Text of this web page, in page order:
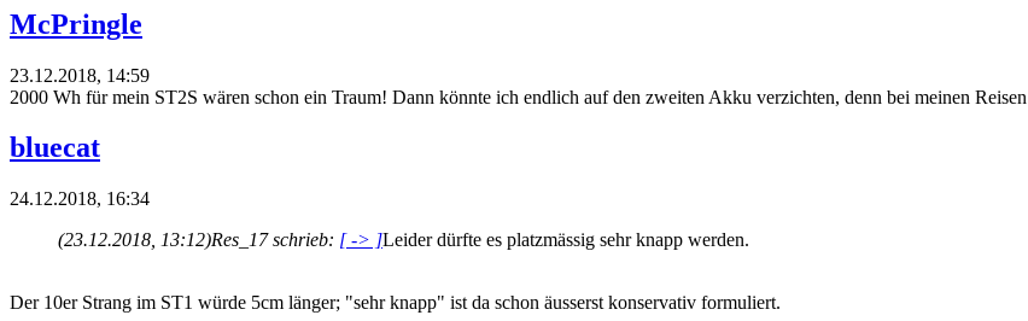
McPringle
23.12.2018, 14:59
2000 Wh für mein ST2S wären schon ein Traum! Dann könnte ich endlich auf den zweiten Akku verzichten, denn bei meinen
bluecat
24.12.2018, 16:34
(23.12.2018, 13:12)Res_17 schrieb: [ -> ]Leider dürfte es platzmässig sehr knapp werden.
Der 10er Strang im ST1 würde 5cm länger; "sehr knapp" ist da schon äusserst konservativ formuliert.